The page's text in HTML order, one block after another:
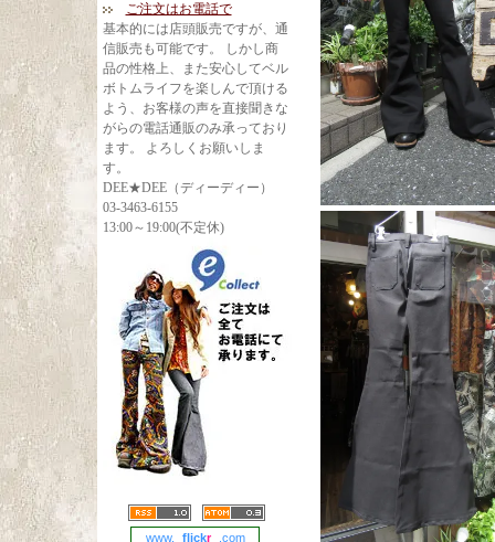
ご注文はお電話で
基本的には店頭販売ですが、通
信販売も可能です。 しかし商
品の性格上、また安心してベル
ボトムライフを楽しんで頂ける
よう、お客様の声を直接聞きな
がらの電話通販のみ承っており
ます。 よろしくお願いしま
す。
DEE★DEE（ディーディー）
03-3463-6155
13:00～19:00(不定休)
www. flickr .com